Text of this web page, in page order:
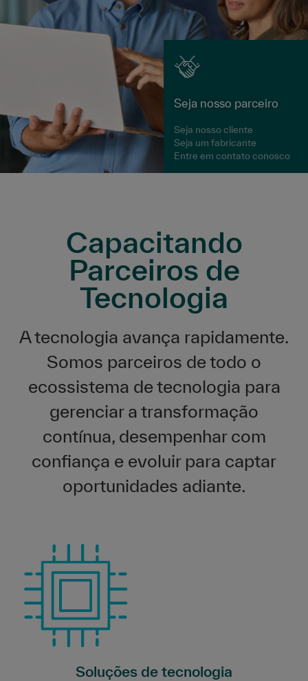
Seja nosso parceiro
Seja nosso cliente
Seja um fabricante
Entre em contato conosco
Capacitando
Parceiros de
Tecnologia
A tecnologia avança rapidamente.
Somos parceiros de todo o
ecossistema de tecnologia para
gerenciar a transformação
contínua, desempenhar com
confiança e evoluir para captar
oportunidades adiante.
Soluções de tecnologia